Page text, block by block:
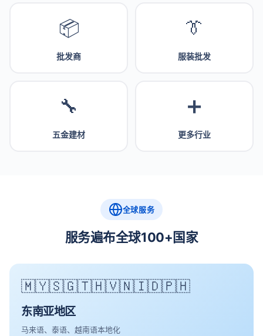
📦
批发商
👔
服装批发
🔧
五金建材
➕
更多行业
全球服务
服务遍布全球100+国家
🇲🇾🇸🇬🇹🇭🇻🇳🇮🇩🇵🇭
东南亚地区
马来语、泰语、越南语本地化